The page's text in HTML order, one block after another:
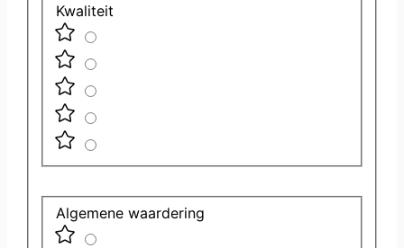
Kwaliteit
Algemene waardering